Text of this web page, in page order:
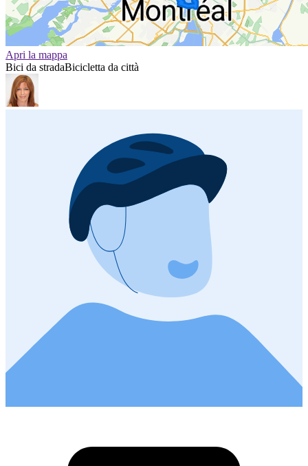
Apri la mappa
Bici da stradaBicicletta da città